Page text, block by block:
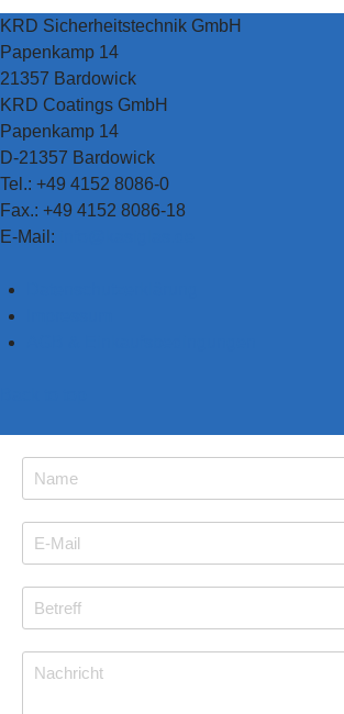
KRD Sicherheitstechnik GmbH
Papenkamp 14
21357 Bardowick
KRD Coatings GmbH
Papenkamp 14
D-21357 Bardowick
Tel.: +49 4152 8086-0
Fax.: +49 4152 8086-18
E-Mail: